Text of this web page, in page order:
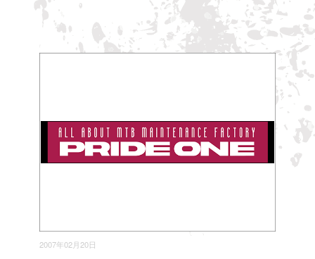
2007年02月20日